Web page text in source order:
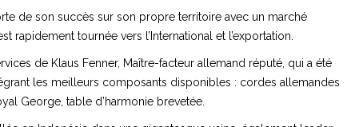
de son succès sur son propre territoire avec un marché
rapidement tournée vers l’International et l’exportation.
de Klaus Fenner, Maître-facteur allemand réputé, qui a été
les meilleurs composants disponibles : cordes allemandes
George, table d’harmonie brevetée.